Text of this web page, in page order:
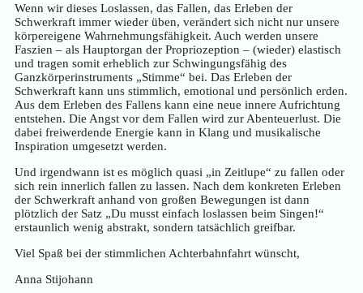
Wenn wir dieses Loslassen, das Fallen, das Erleben der
Schwerkraft immer wieder üben, verändert sich nicht nur unsere
körpereigene Wahrnehmungsfähigkeit. Auch werden unsere
Faszien – als Hauptorgan der Propriozeption – (wieder) elastisch
und tragen somit erheblich zur Schwingungsfähig des
Ganzkörperinstruments „Stimme“ bei. Das Erleben der
Schwerkraft kann uns stimmlich, emotional und persönlich erden.
Aus dem Erleben des Fallens kann eine neue innere Aufrichtung
entstehen. Die Angst vor dem Fallen wird zur Abenteuerlust. Die
dabei freiwerdende Energie kann in Klang und musikalische
Inspiration umgesetzt werden.
Und irgendwann ist es möglich quasi „in Zeitlupe“ zu fallen oder
sich rein innerlich fallen zu lassen. Nach dem konkreten Erleben
der Schwerkraft anhand von großen Bewegungen ist dann
plötzlich der Satz „Du musst einfach loslassen beim Singen!“
erstaunlich wenig abstrakt, sondern tatsächlich greifbar.
Viel Spaß bei der stimmlichen Achterbahnfahrt wünscht,
Anna Stijohann